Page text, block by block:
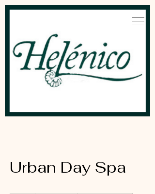
Urban Day Spa